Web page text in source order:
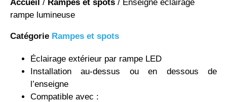
Accueil / Rampes et spots / Enseigne éclairage
rampe lumineuse
Catégorie Rampes et spots
Éclairage extérieur par rampe LED
Installation au-dessus ou en dessous de
l’enseigne
Compatible avec :